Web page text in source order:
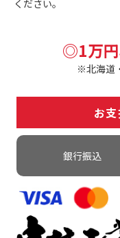
ください。
◎1万円
※北海道
お
銀行振込